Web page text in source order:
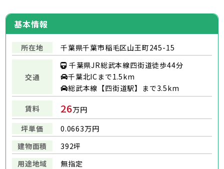
基本情報
所在地 千葉県千葉市稲毛区山王町245-15
交通
千葉県JR総武本線四街道徒歩44分
千葉北ICまで1.5km
総武本線【四街道駅】まで3.5km
賃料 26万円
坪単価
0.0663万円
建物面積
392坪
用途地域
無指定